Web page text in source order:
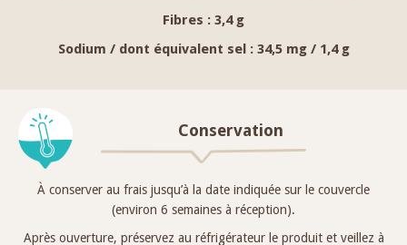
Fibres : 3,4 g
Sodium / dont équivalent sel :34,5 mg / 1,4 g
Conservation
À conserver au frais jusqu’à la date indiquée sur le couvercle
(environ 6 semaines à réception).
Après ouverture, préservez au réfrigérateur le produit et veillez à